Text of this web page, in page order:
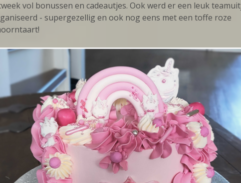
vol bonussen en cadeautjes. Ook werd er een leuk
- supergezellig en ook nog eens met een toffe roze